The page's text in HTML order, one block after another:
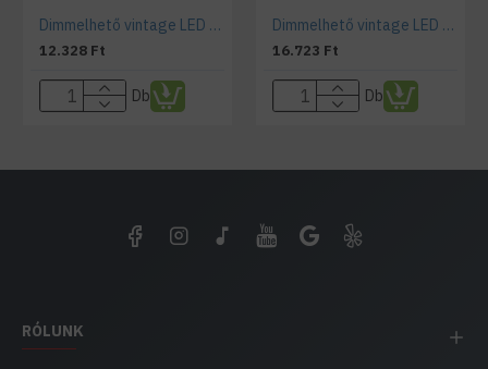
Dimmelhető vintage LED lámpa izzó, 8 W,1800K, PS160 aranyszínű bura
12.328 Ft
Db
Dimmelhető vintage LED lámpa izzó, 8 W,1800K, BD200 aranyszínű bura
16.723 Ft
Db
RÓLUNK